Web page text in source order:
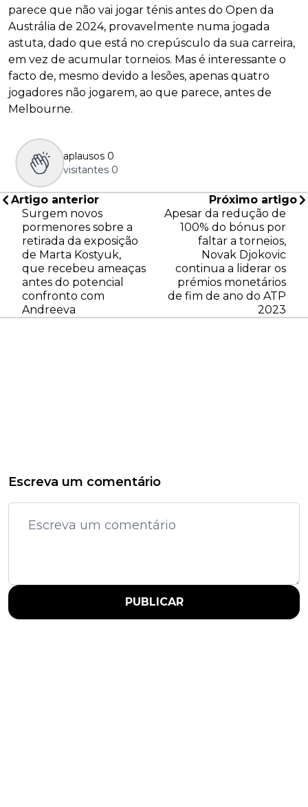
parece que não vai jogar ténis antes do Open da
Austrália de 2024, provavelmente numa jogada
astuta, dado que está no crepúsculo da sua carreira,
em vez de acumular torneios. Mas é interessante o
facto de, mesmo devido a lesões, apenas quatro
jogadores não jogarem, ao que parece, antes de
Melbourne.
aplausos 0
visitantes 0
Artigo anterior
Surgem novos
pormenores sobre a
retirada da exposição
de Marta Kostyuk,
que recebeu ameaças
antes do potencial
confronto com
Andreeva
Próximo artigo
Apesar da redução de
100% do bónus por
faltar a torneios,
Novak Djokovic
continua a liderar os
prémios monetários
de fim de ano do ATP
2023
Escreva um comentário
PUBLICAR